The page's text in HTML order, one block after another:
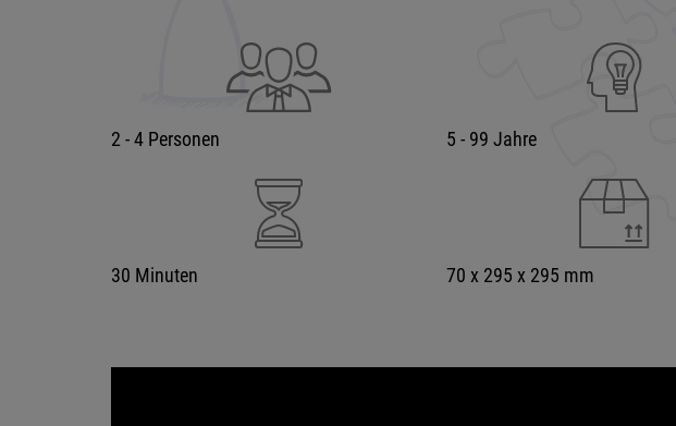
2 - 4 Personen 5 - 99 Jahre
30 Minuten 70 x 295 x 295 mm